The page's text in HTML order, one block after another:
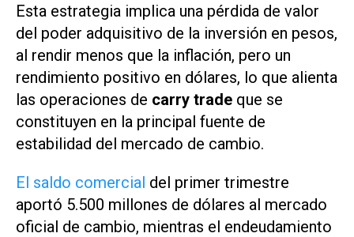
Esta estrategia implica una pérdida de valor
del poder adquisitivo de la inversión en pesos,
al rendir menos que la inflación, pero un
rendimiento positivo en dólares, lo que alienta
las operaciones de carry trade que se
constituyen en la principal fuente de
estabilidad del mercado de cambio.
El saldo comercial del primer trimestre
aportó 5.500 millones de dólares al mercado
oficial de cambio, mientras el endeudamiento